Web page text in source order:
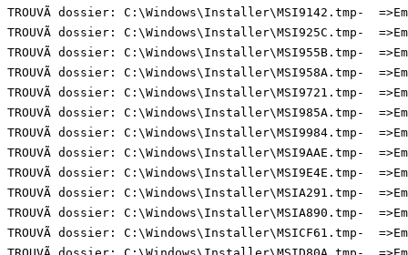
TROUVÃ dossier: C:\Windows\Installer\MSI9142.tmp-
TROUVÃ dossier: C:\Windows\Installer\MSI925C.tmp-
TROUVÃ dossier: C:\Windows\Installer\MSI955B.tmp-
TROUVÃ dossier: C:\Windows\Installer\MSI958A.tmp-
TROUVÃ dossier: C:\Windows\Installer\MSI9721.tmp-
TROUVÃ dossier: C:\Windows\Installer\MSI985A.tmp-
TROUVÃ dossier: C:\Windows\Installer\MSI9984.tmp-
TROUVÃ dossier: C:\Windows\Installer\MSI9AAE.tmp-
TROUVÃ dossier: C:\Windows\Installer\MSI9E4E.tmp-
TROUVÃ dossier: C:\Windows\Installer\MSIA291.tmp-
TROUVÃ dossier: C:\Windows\Installer\MSIA890.tmp-
TROUVÃ dossier: C:\Windows\Installer\MSICF61.tmp-